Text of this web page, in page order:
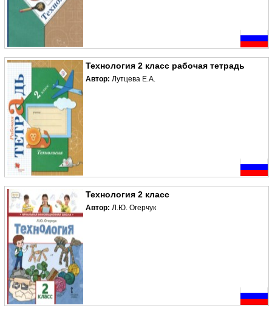
Технология 2 класс рабочая тетрадь
Автор: Лутцева Е.А.
Технология 2 класс
Автор: Л.Ю. Огерчук